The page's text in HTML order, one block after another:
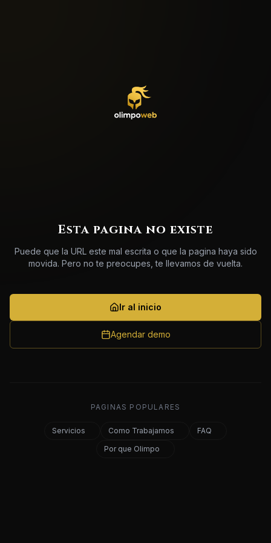
Esta pagina no existe
Puede que la URL este mal escrita o que la pagina haya sido
movida. Pero no te preocupes, te llevamos de vuelta.
Ir al inicio
Agendar demo
PAGINAS POPULARES
Servicios Como Trabajamos
FAQ
Por que Olimpo